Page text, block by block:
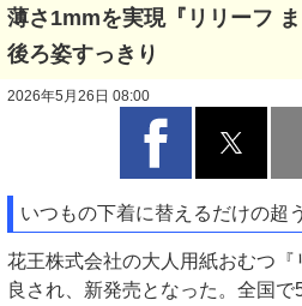
薄さ1mmを実現『リリーフ
後ろ姿すっきり
2026年5月26日 08:00
いつもの下着に替えるだけの超
花王株式会社の大人用紙おむつ
良され、新発売となった。全国